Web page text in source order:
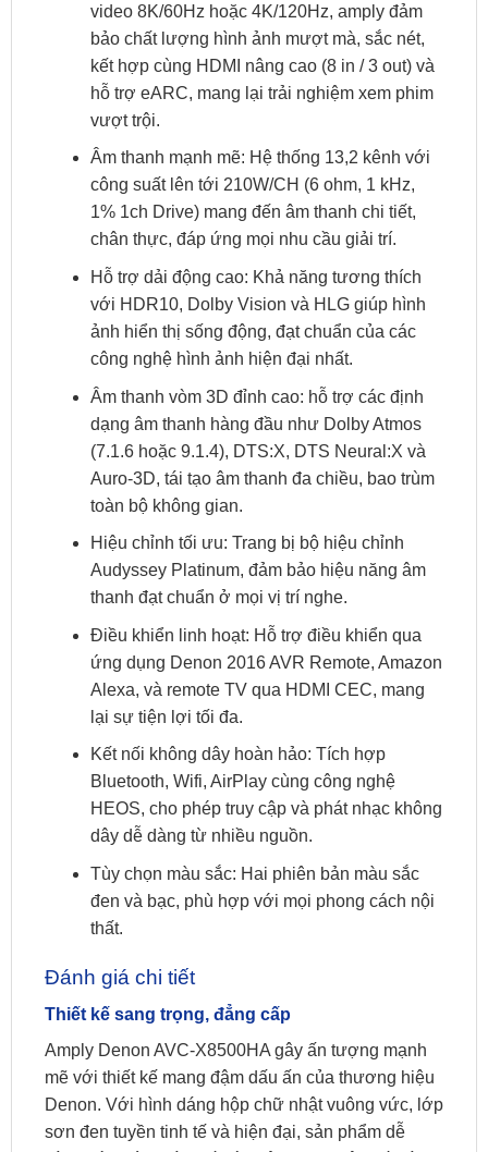
video 8K/60Hz hoặc 4K/120Hz, amply đảm
bảo chất lượng hình ảnh mượt mà, sắc nét,
kết hợp cùng HDMI nâng cao (8 in / 3 out) và
hỗ trợ eARC, mang lại trải nghiệm xem phim
vượt trội.
Âm thanh mạnh mẽ: Hệ thống 13,2 kênh với
công suất lên tới 210W/CH (6 ohm, 1 kHz,
1% 1ch Drive) mang đến âm thanh chi tiết,
chân thực, đáp ứng mọi nhu cầu giải trí.
Hỗ trợ dải động cao: Khả năng tương thích
với HDR10, Dolby Vision và HLG giúp hình
ảnh hiển thị sống động, đạt chuẩn của các
công nghệ hình ảnh hiện đại nhất.
Âm thanh vòm 3D đỉnh cao: hỗ trợ các định
dạng âm thanh hàng đầu như Dolby Atmos
(7.1.6 hoặc 9.1.4), DTS:X, DTS Neural:X và
Auro-3D, tái tạo âm thanh đa chiều, bao trùm
toàn bộ không gian.
Hiệu chỉnh tối ưu: Trang bị bộ hiệu chỉnh
Audyssey Platinum, đảm bảo hiệu năng âm
thanh đạt chuẩn ở mọi vị trí nghe.
Điều khiển linh hoạt: Hỗ trợ điều khiển qua
ứng dụng Denon 2016 AVR Remote, Amazon
Alexa, và remote TV qua HDMI CEC, mang
lại sự tiện lợi tối đa.
Kết nối không dây hoàn hảo: Tích hợp
Bluetooth, Wifi, AirPlay cùng công nghệ
HEOS, cho phép truy cập và phát nhạc không
dây dễ dàng từ nhiều nguồn.
Tùy chọn màu sắc: Hai phiên bản màu sắc
đen và bạc, phù hợp với mọi phong cách nội
thất.
Đánh giá chi tiết
Thiết kế sang trọng, đẳng cấp
Amply Denon AVC-X8500HA gây ấn tượng mạnh
mẽ với thiết kế mang đậm dấu ấn của thương hiệu
Denon. Với hình dáng hộp chữ nhật vuông vức, lớp
sơn đen tuyền tinh tế và hiện đại, sản phẩm dễ